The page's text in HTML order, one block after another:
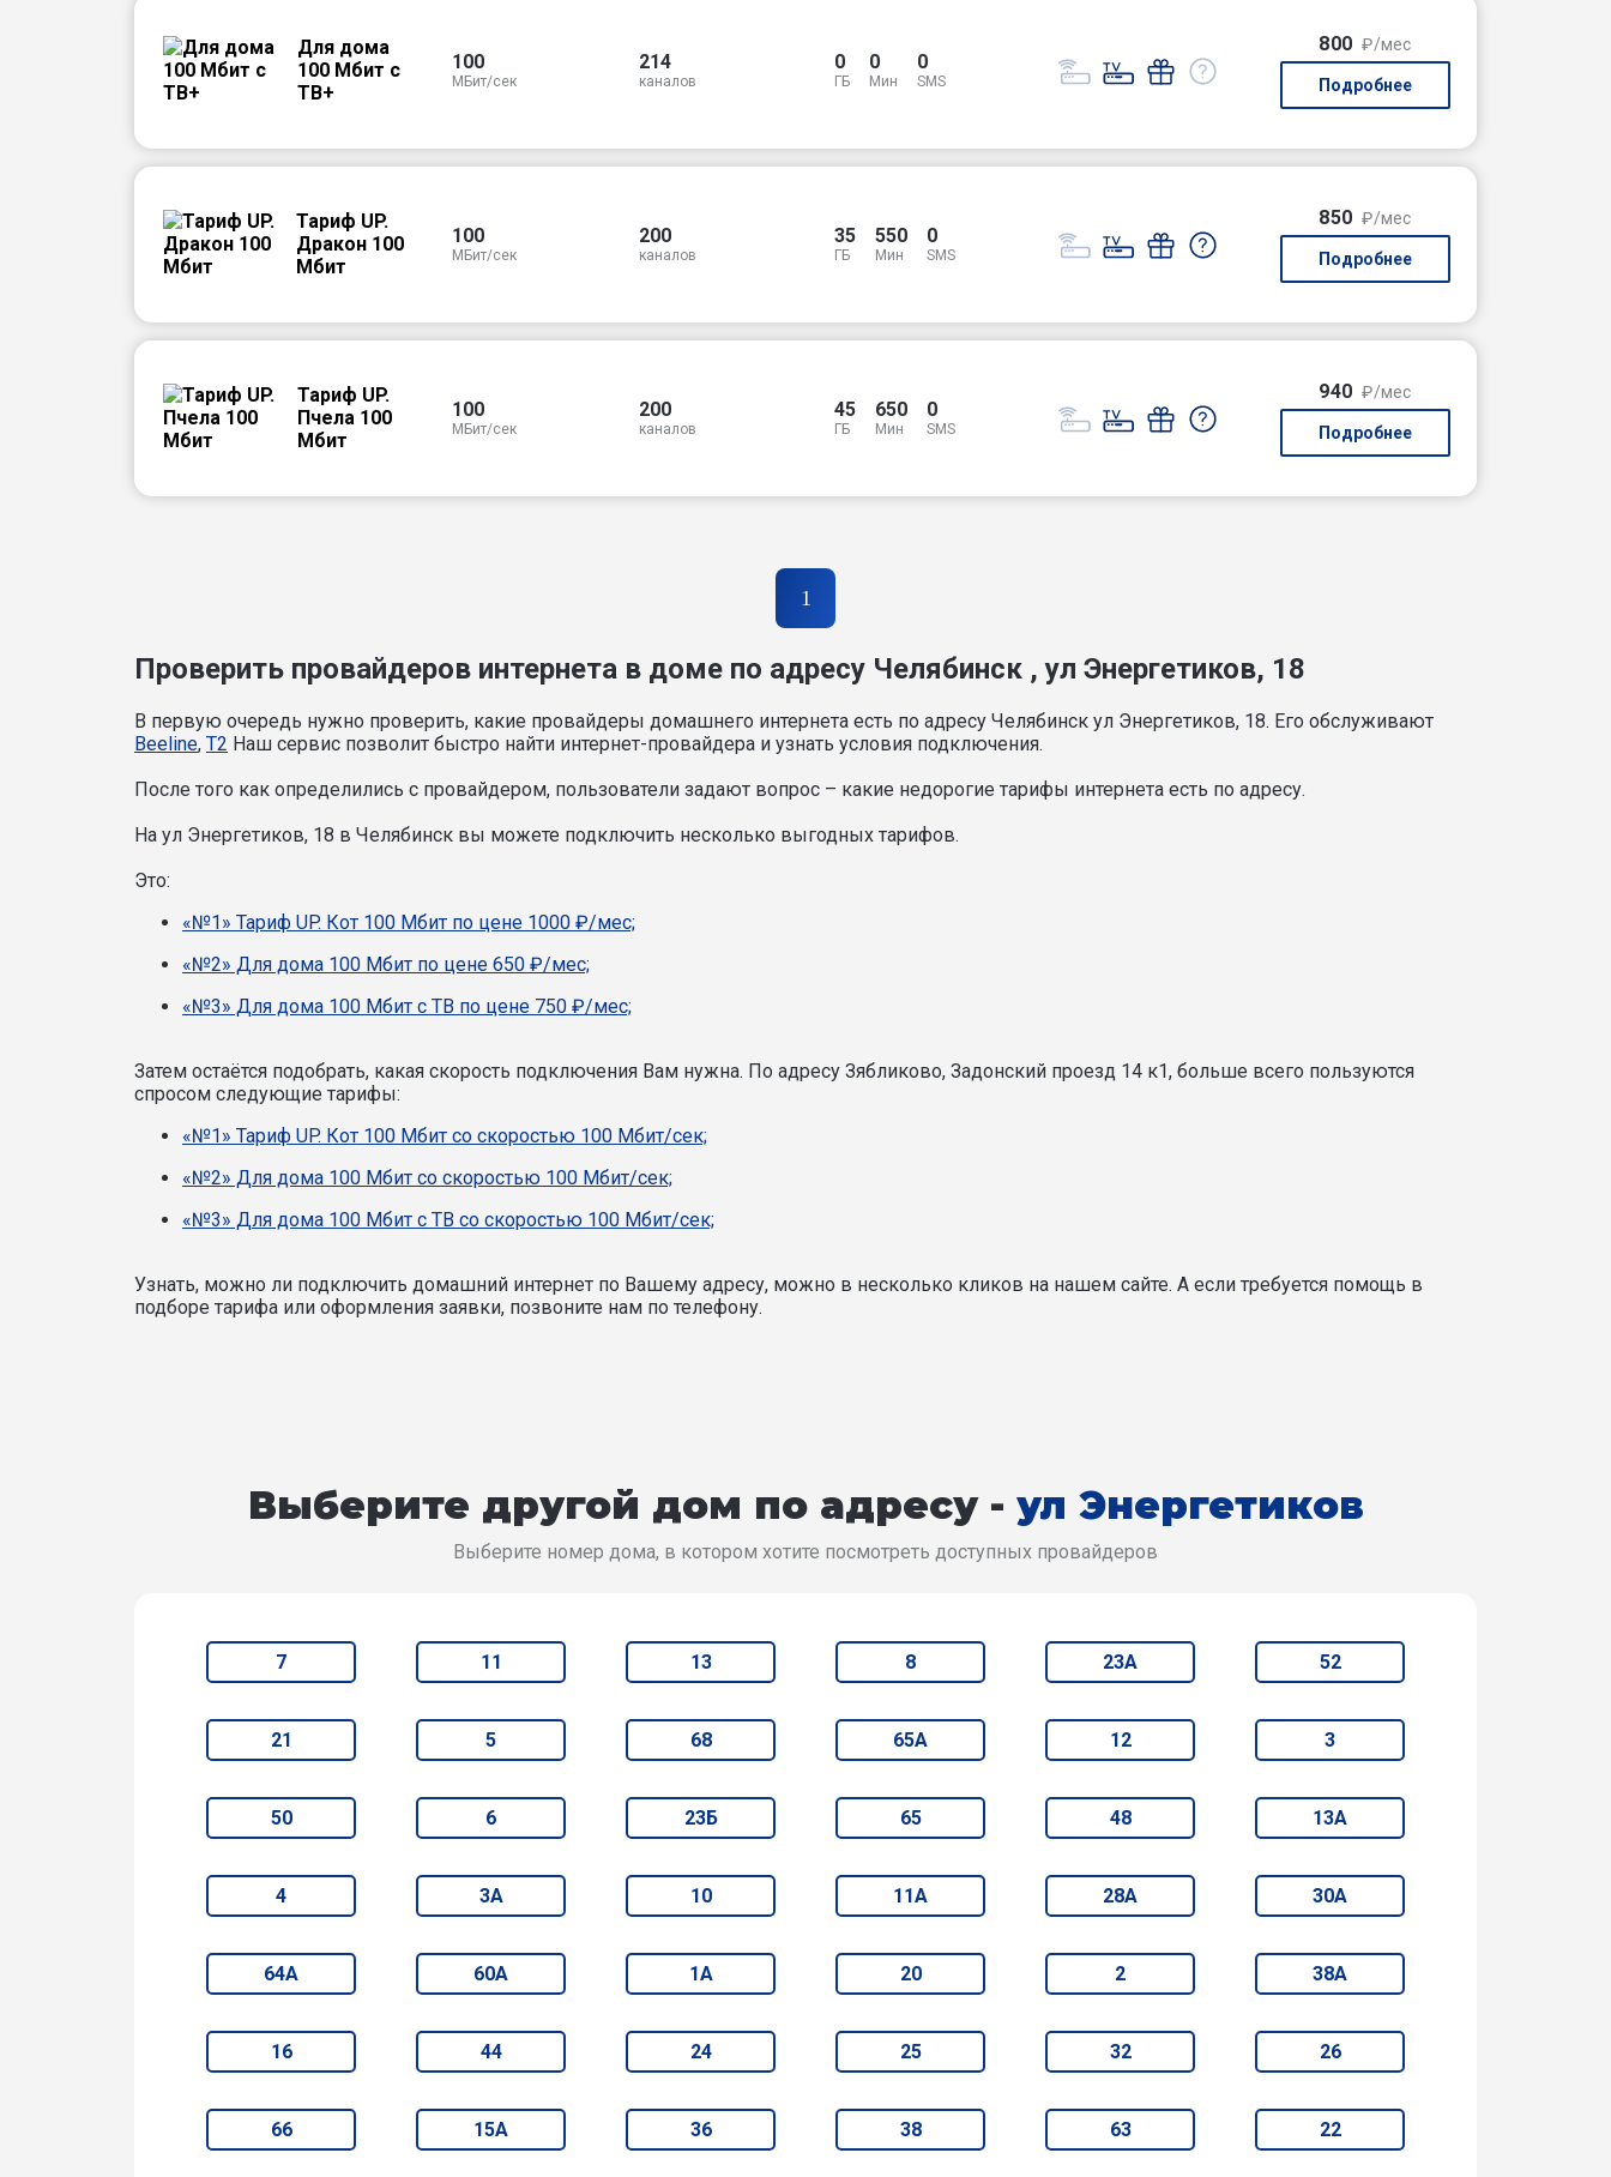
Для дома
100 Мбит с
ТВ+
100
МБит/сек
214
каналов
0
ГБ
0
Мин
0
SMS
800 ₽/мес
Подробнее
Тариф UP.
Дракон 100
Мбит
100
МБит/сек
200
каналов
35
ГБ
550
Мин
0
SMS
850 ₽/мес
Подробнее
Тариф UP.
Пчела 100
Мбит
100
МБит/сек
200
каналов
45
ГБ
650
Мин
0
SMS
940 ₽/мес
Подробнее
1
Проверить провайдеров интернета в доме по адресу Челябинск , ул Энергетиков, 18
В первую очередь нужно проверить, какие провайдеры домашнего интернета есть по адресу Челябинск ул Энергетиков, 18. Его обслуживают
Beeline, T2 Наш сервис позволит быстро найти интернет-провайдера и узнать условия подключения.
После того как определились с провайдером, пользователи задают вопрос – какие недорогие тарифы интернета есть по адресу.
На ул Энергетиков, 18 в Челябинск вы можете подключить несколько выгодных тарифов.
Это:
«№1» Тариф UP. Кот 100 Мбит по цене 1000 ₽/мес;
«№2» Для дома 100 Мбит по цене 650 ₽/мес;
«№3» Для дома 100 Мбит с ТВ по цене 750 ₽/мес;
Затем остаётся подобрать, какая скорость подключения Вам нужна. По адресу Зябликово, Задонский проезд 14 к1, больше всего пользуются
спросом следующие тарифы:
«№1» Тариф UP. Кот 100 Мбит со скоростью 100 Мбит/сек;
«№2» Для дома 100 Мбит со скоростью 100 Мбит/сек;
«№3» Для дома 100 Мбит с ТВ со скоростью 100 Мбит/сек;
Узнать, можно ли подключить домашний интернет по Вашему адресу, можно в несколько кликов на нашем сайте. А если требуется помощь в
подборе тарифа или оформления заявки, позвоните нам по телефону.
Выберите другой дом по адресу - ул Энергетиков
Выберите номер дома, в котором хотите посмотреть доступных провайдеров
7 11 13 8 23А 52
21 5 68 65А 12 3
50 6 23Б 65 48 13А
4 3А 10 11А 28А 30А
64А 60А 1А 20 2 38А
16 44 24 25 32 26
66 15А 36 38 63 22